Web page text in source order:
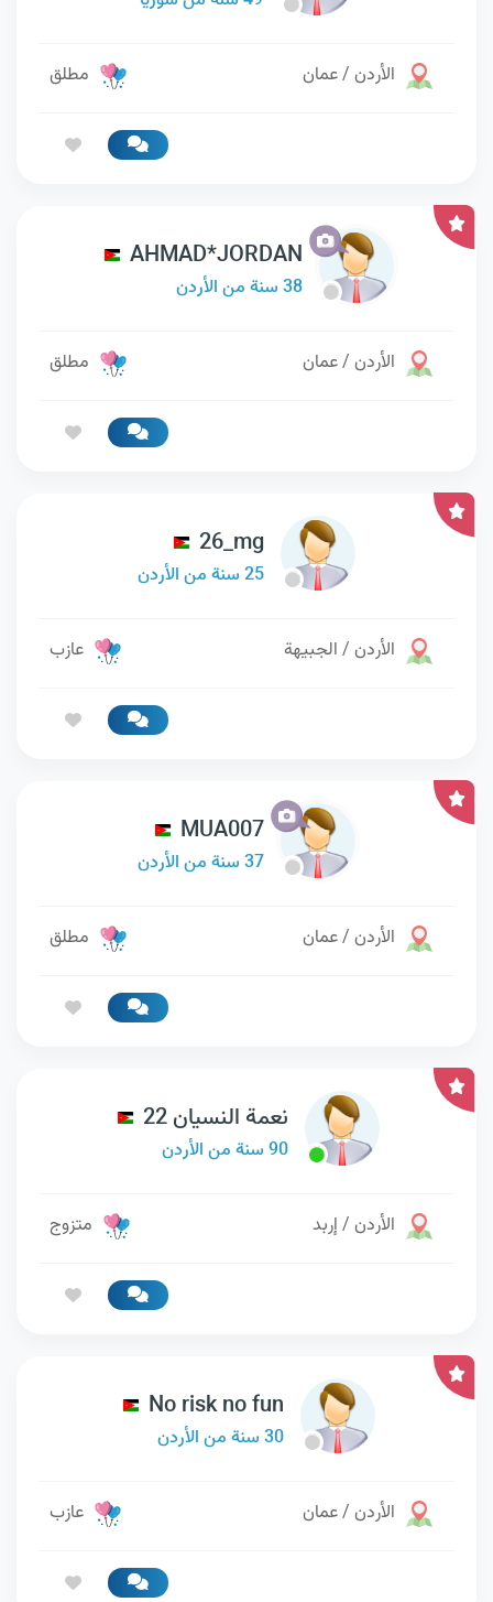
الأردن / عمان مطلق
AHMAD*JORDAN
38 سنة من الأردن
الأردن / عمان مطلق
26_mg
25 سنة من الأردن
الأردن / الجبيهة عازب
MUA007
37 سنة من الأردن
الأردن / عمان مطلق
نعمة النسيان 22
90 سنة من الأردن
الأردن / إربد متزوج
No risk no fun
30 سنة من الأردن
الأردن / عمان عازب